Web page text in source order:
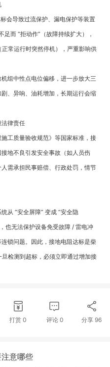
会导致过流保护、漏电保护等装置
而 “拒动作”（故障持续扩大），
常运行时突然停机），严重影响供
组中性点电位偏移，进一步放大三
、异响、油耗增加，长期运行会缩
律责任
工质量验收规范》等国家标准，接
地不良引发安全事故（如人员伤
需承担民事赔偿、行政处罚，情节
从 “安全屏障” 变成 “安全隐
也无法保护设备免受故障 / 雷电冲
锁问题。因此，接地电阻达标是柴
检测到超标，必须立即通过增加接
打赏 0 评论 0 分享96
意哪些